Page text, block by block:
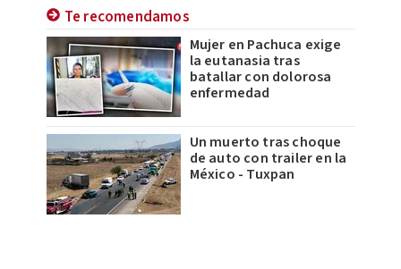
Te recomendamos
Mujer en Pachuca exige
la eutanasia tras
batallar con dolorosa
enfermedad
Un muerto tras choque
de auto con trailer en la
México - Tuxpan